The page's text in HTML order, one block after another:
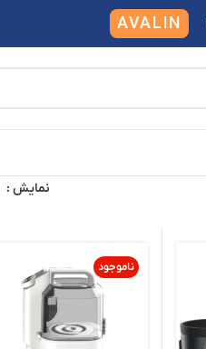
نمایش
ناموجود
AVALIN